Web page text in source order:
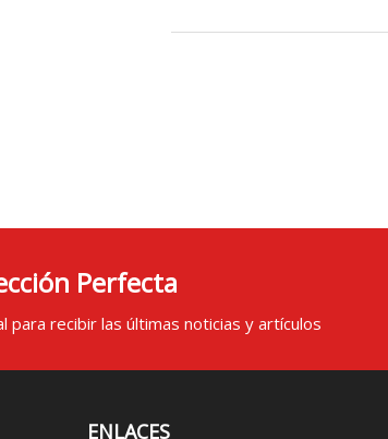
Perfecta
para recibir las últimas noticias y artículos
ENLACES